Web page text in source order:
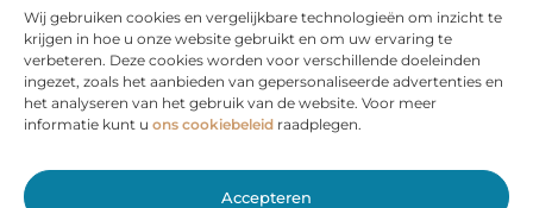
Wij gebruiken cookies en vergelijkbare technologieën om inzicht te
krijgen in hoe u onze website gebruikt en om uw ervaring te
verbeteren. Deze cookies worden voor verschillende doeleinden
ingezet, zoals het aanbieden van gepersonaliseerde advertenties en
het analyseren van het gebruik van de website. Voor meer
informatie kunt u ons cookiebeleid raadplegen.
Accepteren
Huur een aanhanger of autoambulance bij JobCar –
Voor elk vervoer de juiste oplossing
Bij JobCar in Etten-Leur bent u aan het juiste adres voor
het huren van aanhangers en autoambulances. Of u nu